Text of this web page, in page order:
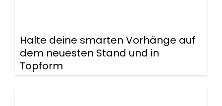
Halte deine smarten Vorhänge auf
dem neuesten Stand und in
Topform